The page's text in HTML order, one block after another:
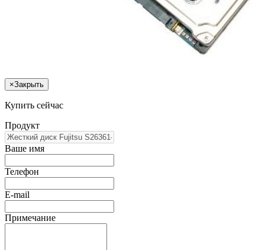
×Закрыть
Купить сейчас
Продукт
Ваше имя
Телефон
E-mail
Примечание